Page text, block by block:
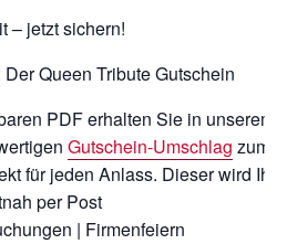
– jetzt sichern!
Queen Tribute Gutschein
PDF erhalten Sie in unserem
Gutschein-Umschlag zum
für jeden Anlass. Dieser wird
per Post
| Firmenfeiern